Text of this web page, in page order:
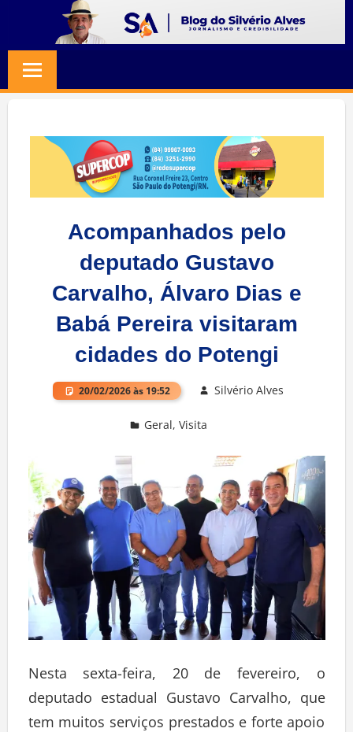
content
SILVERIO
ALVES
Jornalismo
Credibilidade
Acompanhados pelo
deputado Gustavo
Carvalho, Álvaro Dias e
Babá Pereira visitaram
cidades do Potengi
20/02/2026 às 19:52 Silvério Alves
Geral,Visita
Nesta sexta-feira, 20 de fevereiro, o
deputado estadual Gustavo Carvalho, que
tem muitos serviços prestados e forte apoio